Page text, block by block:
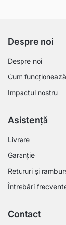
Despre noi
Despre noi
Cum
Impactul nostru
Asistență
Livrare
Garanție
Retururi și
Întrebări
Contact